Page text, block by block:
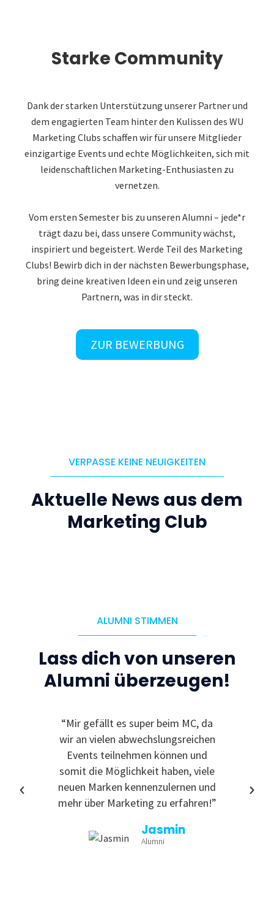
Starke Community
Dank der starken Unterstützung unserer Partner und
dem engagierten Team hinter den Kulissen des WU
Marketing Clubs schaffen wir für unsere Mitglieder
einzigartige Events und echte Möglichkeiten, sich mit
leidenschaftlichen Marketing-Enthusiasten zu
vernetzen.
Vom ersten Semester bis zu unseren Alumni – jede*r
trägt dazu bei, dass unsere Community wächst,
inspiriert und begeistert. Werde Teil des Marketing
Clubs! Bewirb dich in der nächsten Bewerbungsphase,
bring deine kreativen Ideen ein und zeig unseren
Partnern, was in dir steckt.
ZUR BEWERBUNG
VERPASSE KEINE NEUIGKEITEN
Aktuelle News aus dem
Marketing Club
ALUMNI STIMMEN
Lass dich von unseren
Alumni überzeugen!
“Mir gefällt es super beim MC, da
wir an vielen abwechslungsreichen
Events teilnehmen können und
somit die Möglichkeit haben, viele
neuen Marken kennenzulernen und
mehr über Marketing zu erfahren!”
Jasmin
Alumni